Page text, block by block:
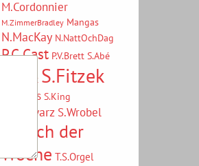
M.Cordonnier
M.ZimmerBradley Mangas
N.MacKay N.NattOchDag
P.C.Cast P.V.Brett S.Abé
S.B.Durst S.Fitzek
S.J.Maas S.King
S.Schwarz S.Wrobel
Spruch der
Woche T.S.Orgel